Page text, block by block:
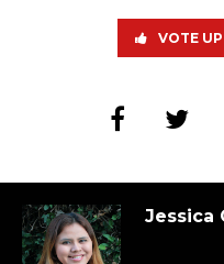
VOTE UP
Jessica